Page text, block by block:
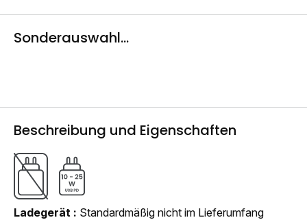
Sonderauswahl...
Beschreibung und Eigenschaften
Ladegerät
Standardmäßig nicht im Lieferumfang